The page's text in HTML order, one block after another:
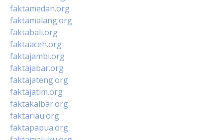
faktamedan.org
faktamalang.org
faktabali.org
faktaaceh.org
faktajambi.org
faktajabar.org
faktajateng.org
faktajatim.org
faktakalbar.org
faktariau.org
faktapapua.org